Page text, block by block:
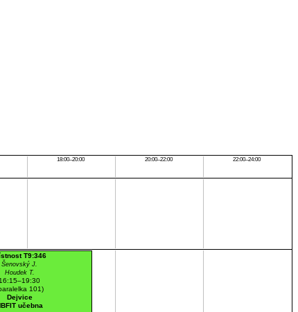
18:00–20:00 20:00–22:00 22:00–24:00
T9:346
Šenovský J.
Houdek T.
101)
Dejvice
učebna